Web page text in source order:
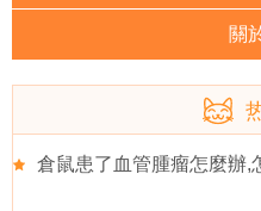
關
倉鼠患了血管腫瘤怎麼辦,